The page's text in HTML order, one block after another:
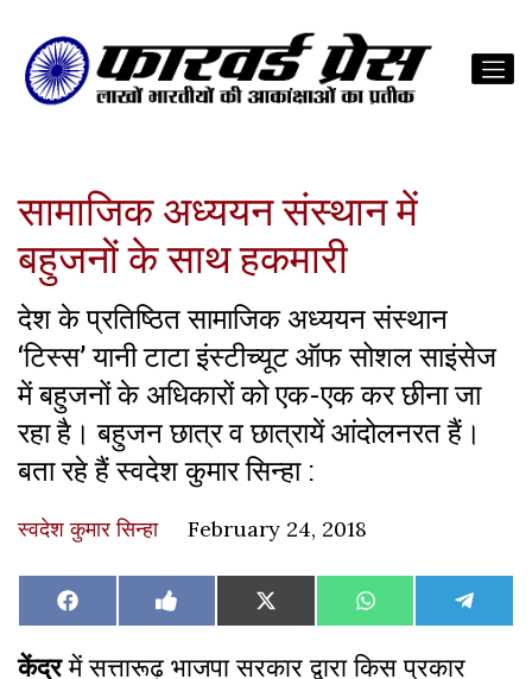
सामाजिक अध्ययन संस्थान में
बहुजनों के साथ हकमारी
देश के प्रतिष्ठित सामाजिक अध्ययन संस्थान
‘टिस्स’ यानी टाटा इंस्टीच्यूट ऑफ सोशल साइंसेज
में बहुजनों के अधिकारों को एक-एक कर छीना जा
रहा है। बहुजन छात्र व छात्रायें आंदोलनरत हैं।
बता रहे हैं स्वदेश कुमार सिन्हा :
स्वदेश कुमार सिन्हा February 24, 2018
Share
on
Facebook Share
on
Like
on
Share
on
X
(Twitter)
Share
on
WhatsAppShare
on
केंद्रमें सत्तारूढ़ भाजपा सरकार द्वारा किस प्रकार